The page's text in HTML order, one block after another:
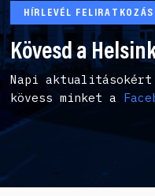
HÍRLEVÉL FELIRATKOZÁS
Kövesd a
Napi
kövess minket a